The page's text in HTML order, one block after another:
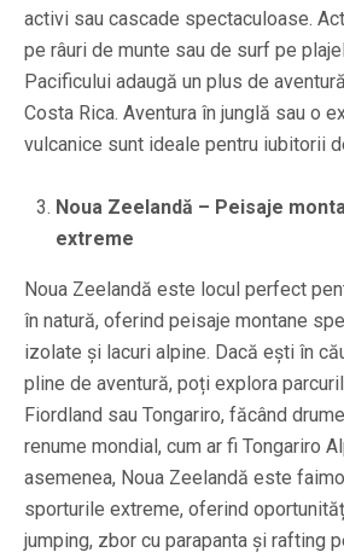
activi sau cascade spectaculoase.
pe râuri de munte sau de surf pe
Pacificului adaugă un plus de
Costa Rica. Aventura în junglă sau o
vulcanice sunt ideale pentru iubitorii
Noua Zeelandă – Peisaje
extreme
Noua Zeelandă este locul perfect
în natură, oferind peisaje montane
izolate și lacuri alpine. Dacă ești în
pline de aventură, poți explora
Fiordland sau Tongariro, făcând
renume mondial, cum ar fi Tongariro
asemenea, Noua Zeelandă este
sporturile extreme, oferind
jumping, zbor cu parapanta și rafting